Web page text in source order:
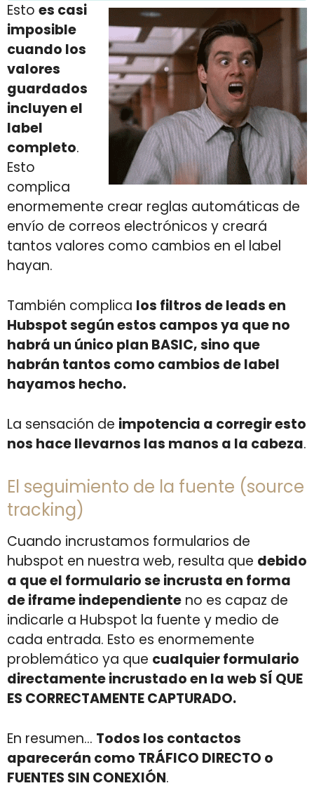
Esto es casi
imposible
cuando los
valores
guardados
incluyen el
label
completo.
Esto
complica
enormemente crear reglas automáticas de
envío de correos electrónicos y creará
tantos valores como cambios en el label
hayan.
También complica los filtros de leads en
Hubspot según estos campos ya que no
habrá un único plan BASIC, sino que
habrán tantos como cambios de label
hayamos hecho.
La sensación de impotencia a corregir esto
nos hace llevarnos las manos a la cabeza.
El seguimiento de la fuente (source
tracking)
Cuando incrustamos formularios de
hubspot en nuestra web, resulta que debido
a que el formulario se incrusta en forma
de iframe independiente no es capaz de
indicarle a Hubspot la fuente y medio de
cada entrada. Esto es enormemente
problemático ya que cualquier formulario
directamente incrustado en la web SÍ QUE
ES CORRECTAMENTE CAPTURADO.
En resumen… Todos los contactos
aparecerán como TRÁFICO DIRECTO o
FUENTES SIN CONEXIÓN.